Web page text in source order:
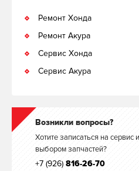
Ремонт Хонда
Ремонт Акура
Сервис Хонда
Сервис Акура
Возникли вопросы?
Хотите записаться на сервис
выбором запчастей?
+7 (926) 816-26-70